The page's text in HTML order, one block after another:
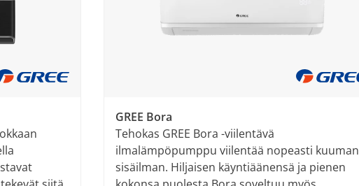
GREE Bora
Tehokas GREE Bora -viilentävä
ilmalämpöpumppu viilentää nopeasti kuuman
sisäilman. Hiljaisen käyntiäänensä ja pienen